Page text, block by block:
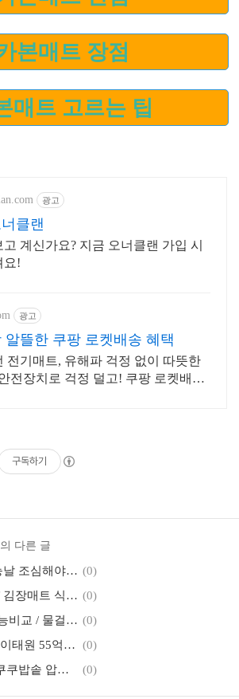
본매트 장점
매트 고르는 팁
광고
클랜
계신가요? 지금 오너클랜 가입 시
요!
광고
알뜰한 쿠팡 로켓배송 혜택
전기매트, 유해파 걱정 없이 따뜻한
전장치로 걱정 덜고! 쿠팡 로켓배송
구독하기
다른 글
수능 출근시간 / 수능날 조심해야할 시간 (0)
김장준비 주의사항 / 김장매트 식품용 고르기 (0)
로봇청소기 추천 성능비교 / 물걸래 로봇청소기 추천순위 (0)
박나래 화목 노천탕 이태원 55억 집야외 노천탕 가격
(0)
밥솥 추천 / 자취생 쿠쿠밥솥 압력밥솥
(0)